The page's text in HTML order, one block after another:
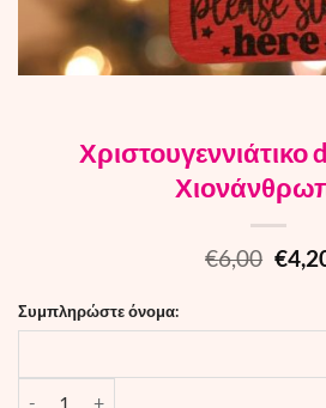
Χριστουγεννιάτικο
€6,00
price
€
Συμπληρώστε όνομα: